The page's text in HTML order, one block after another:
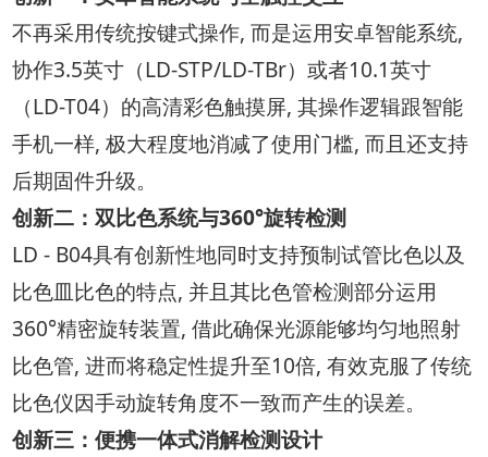
不再采用传统按键式操作, 而是运用安卓智能系统,
协作3.5英寸（LD-STP/LD-TBr）或者10.1英寸
（LD-T04）的高清彩色触摸屏, 其操作逻辑跟智能
手机一样, 极大程度地消减了使用门槛, 而且还支持
后期固件升级。
创新二：双比色系统与360°旋转检测
LD - B04具有创新性地同时支持预制试管比色以及
比色皿比色的特点, 并且其比色管检测部分运用
360°精密旋转装置, 借此确保光源能够均匀地照射
比色管, 进而将稳定性提升至10倍, 有效克服了传统
比色仪因手动旋转角度不一致而产生的误差。
创新三：便携一体式消解检测设计